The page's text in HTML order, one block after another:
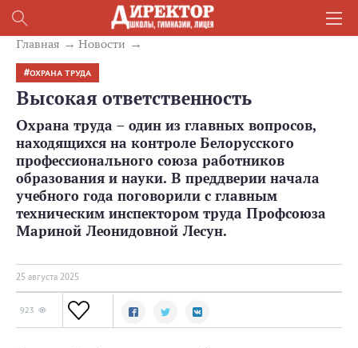
Главная Новости
ОХРАНА ТРУДА
Высокая ответственность
Охрана труда – один из главных вопросов,
находящихся на контроле Белорусского
профессионального союза работников
образования и науки. В преддверии начала
учебного года поговорили с главным
техническим инспектором труда Профсоюза
Мариной Леонидовной Лесун.
25 августа 2025
923